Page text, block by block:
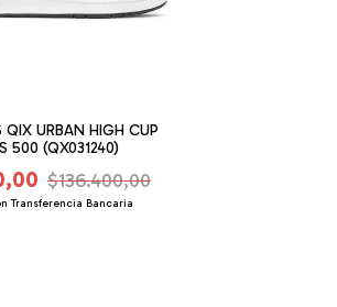
QIX URBAN HIGH CUP
500 (QX031240)
$136.400,00
Transferencia Bancaria